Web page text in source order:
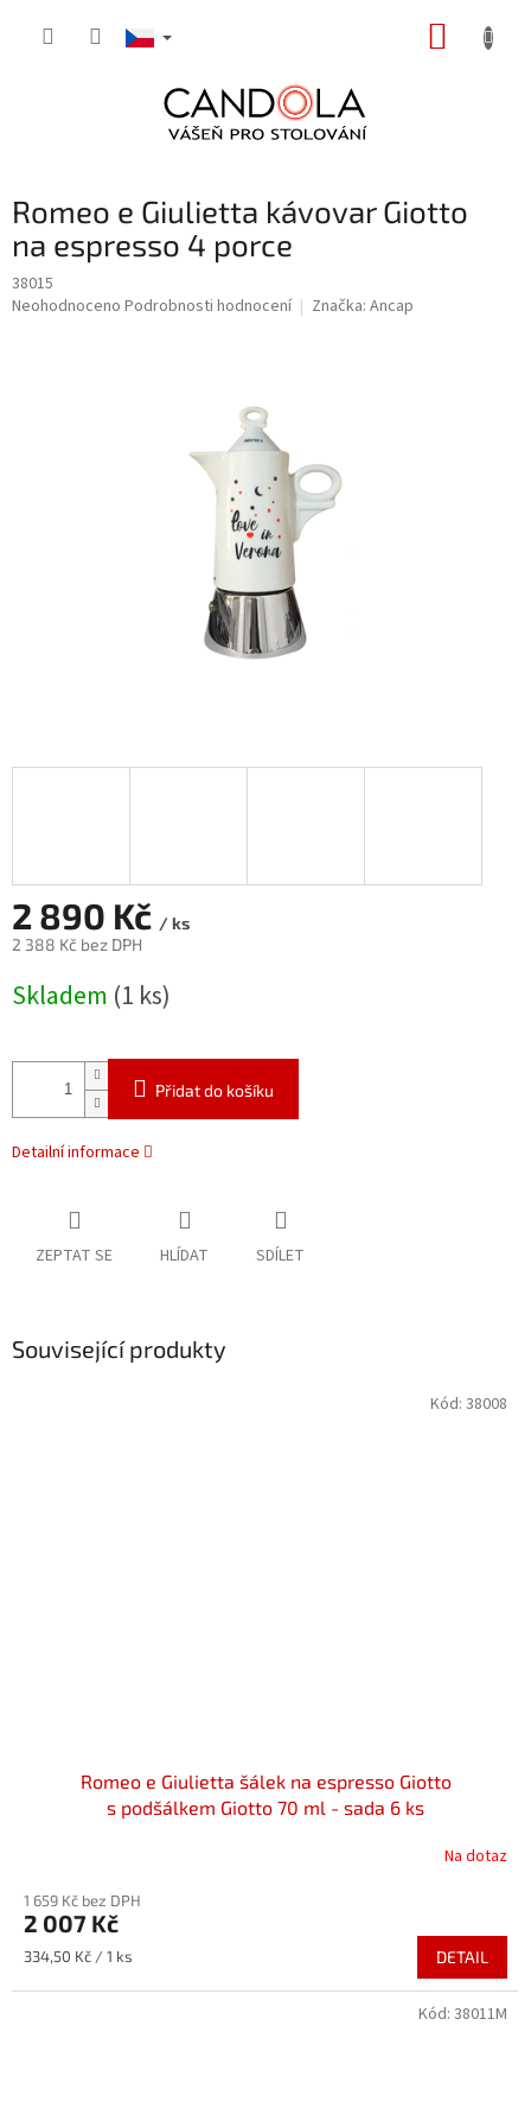
Romeo e Giulietta kávovar Giotto
na espresso 4 porce
38015
Průměrné
Neohodnoceno Podrobnosti hodnocení Značka: Ancap
2 890 Kč / ks
2 388 Kč bez DPH
cena:
Skladem (1 ks)
Přidat do košíku
Detailní informace
ZEPTAT SE HLÍDAT SDÍLET
Související produkty
Romeo e Giulietta šálek na espresso Giotto
s podšálkem Giotto 70 ml - sada 6 ks
Na dotaz
1 659 Kč bez DPH
2 007 Kč
Měrná
334,50 Kč / 1 ks DETAIL
Kód: 38008
Kód: 38011M